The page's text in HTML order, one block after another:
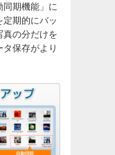
期機能」に
期的にバッ
真の分だけを
保存がより